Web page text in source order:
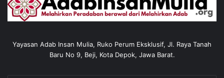
Yayasan Adab Insan Mulia, Ruko Perum Eksklusif, Jl. Raya Tanah
Baru No 9, Beji, Kota Depok, Jawa Barat.